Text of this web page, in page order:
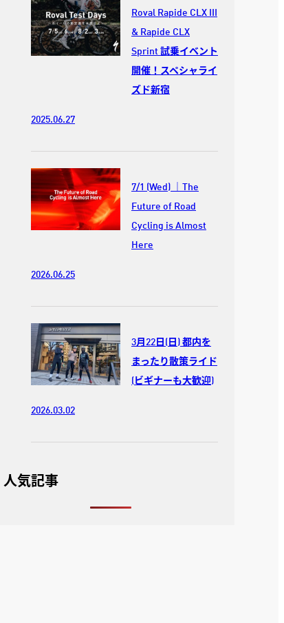
Roval Rapide CLX III
& Rapide CLX
Sprint 試乗イベント
開催！スペシャライ
ズド新宿
2025.06.27
7/1 (Wed) ｜The
Future of Road
Cycling is Almost
Here
2026.06.25
3月22日(日) 都内を
まったり散策ライド
(ビギナーも大歓迎)
2026.03.02
人気記事